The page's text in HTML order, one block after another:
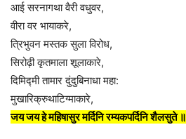
आई सरनागथा वैरी वधुवर,
वीरा वर भायाकरे,
त्रिभुवन मस्तक सुला विरोध,
सिरोढ़ी कृतमाला शूलाकारे,
दिमिद्मी तामार दुंदुबिनाधा महा:
मुखारिक्रुथाटिग्माकारे,
जय जय हे महिषासुर मर्दिनि रम्यकपर्दिनि शैलसुते ॥